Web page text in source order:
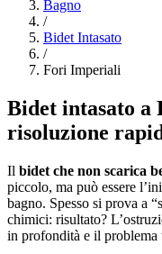
Bagno
/
Bidet Intasato
/
Fori Imperiali
Bidet intasato
risoluzione
Il bidet che non scarica
piccolo, ma può essere
bagno. Spesso si prova a
chimici: risultato?
in profondità e il problema